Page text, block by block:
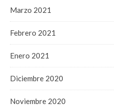
Marzo 2021
Febrero 2021
Enero 2021
Diciembre 2020
Noviembre 2020